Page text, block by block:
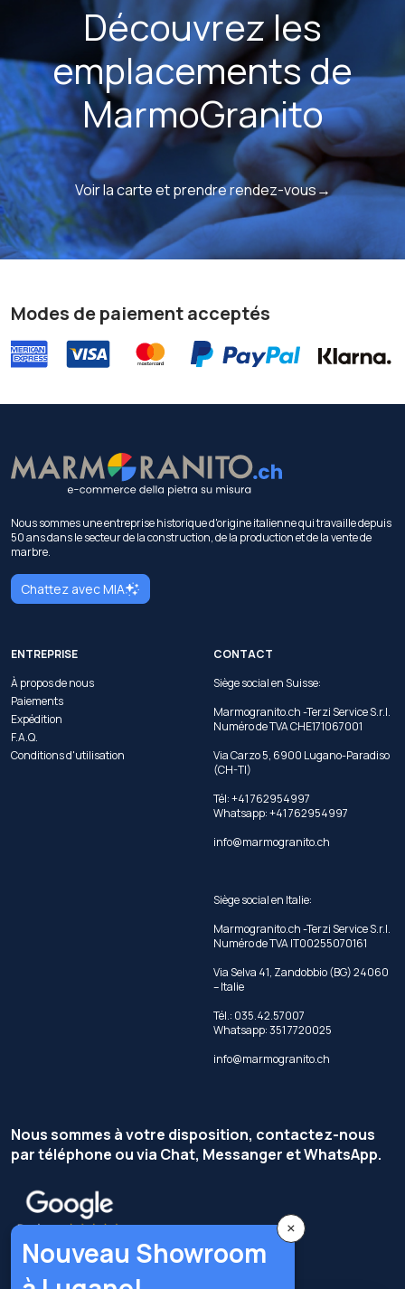
Découvrez les
emplacements de
MarmoGranito
Voir la carte et prendre rendez-vous→
Modes de paiement acceptés
Nous sommes une entreprise historique d'origine italienne qui travaille depuis
50 ans dans le secteur de la construction, de la production et de la vente de
marbre.
Chattez avec MIA
ENTREPRISE
À propos de nous
Paiements
Expédition
F.A.Q.
Conditions d'utilisation
CONTACT
Siège social en Suisse:
Marmogranito.ch -Terzi Service S.r.l.
Numéro de TVA CHE171067001
Via Carzo 5, 6900 Lugano-Paradiso
(CH-TI)
Tél: +41 762954997
Whatsapp:+41 762954997
info@marmogranito.ch
Siège social en Italie:
Marmogranito.ch -Terzi Service S.r.l.
Numéro de TVA IT00255070161
Via Selva 41, Zandobbio (BG) 24060
– Italie
Tél.: 035.42.57007
Whatsapp: 351 7720025
info@marmogranito.ch
Nous sommes à votre disposition, contactez-nous
par téléphone ou via Chat, Messanger et WhatsApp.
×
Nouveau Showroom